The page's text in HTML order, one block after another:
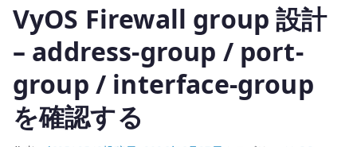
VyOS Firewall group 設計
– address-group / port-
group / interface-group
を確認する